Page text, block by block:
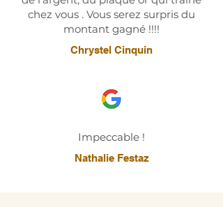
chez vous . Vous serez surpris du
montant gagné !!!!
Chrystel Cinquin
Impeccable !
Nathalie Festaz